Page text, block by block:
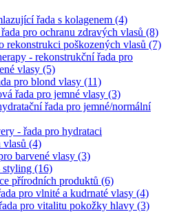
řada s kolagenem (4)
pro ochranu zdravých vlasů (8)
rekonstrukci poškozených vlasů (7)
- rekonstrukční řada pro
vlasy (5)
pro blond vlasy (11)
řada pro jemné vlasy (3)
řada pro jemné/normální
- řada pro hydrataci
vlasů (4)
barvené vlasy (3)
styling (16)
přírodních produktů (6)
pro vlnité a kudrnaté vlasy (4)
pro vitalitu pokožky hlavy (3)